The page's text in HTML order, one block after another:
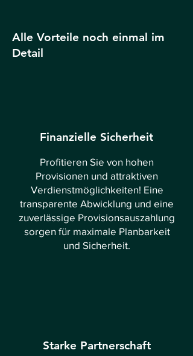
Alle Vorteile noch einmal im
Detail
Finanzielle Sicherheit
Profitieren Sie von hohen
Provisionen und attraktiven
Verdienstmöglichkeiten! Eine
transparente Abwicklung und eine
zuverlässige Provisionsauszahlung
sorgen für maximale Planbarkeit
und Sicherheit.
Starke Partnerschaft